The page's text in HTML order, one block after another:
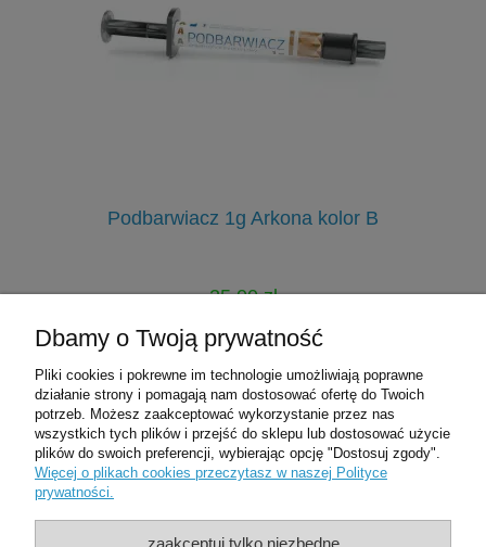
Podbarwiacz 1g Arkona kolor B
25,00 zł
Cena regularna:45,00 zł
do koszyka
Pomoc
Moje konto
Dbamy o Twoją prywatność
Pliki cookies i pokrewne im technologie umożliwiają poprawne
działanie strony i pomagają nam dostosować ofertę do Twoich
potrzeb. Możesz zaakceptować wykorzystanie przez nas
wszystkich tych plików i przejść do sklepu lub dostosować użycie
plików do swoich preferencji, wybierając opcję "Dostosuj zgody".
Więcej o plikach cookies przeczytasz w naszej Polityce
prywatności.
zaakceptuj tylko niezbędne